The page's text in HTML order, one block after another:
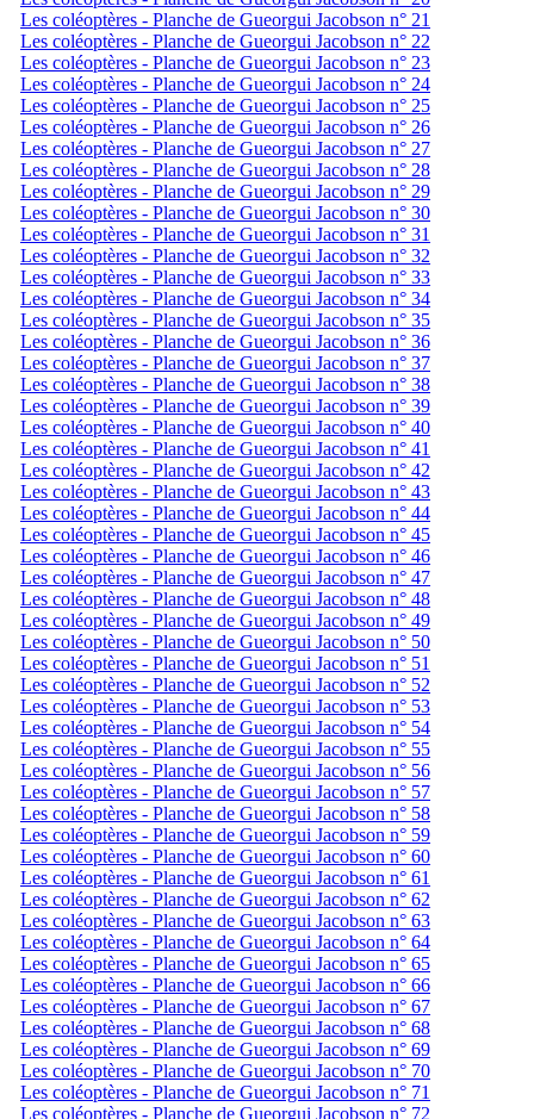
Les coléoptères - Planche de Gueorgui Jacobson n° 21
Les coléoptères - Planche de Gueorgui Jacobson n° 22
Les coléoptères - Planche de Gueorgui Jacobson n° 23
Les coléoptères - Planche de Gueorgui Jacobson n° 24
Les coléoptères - Planche de Gueorgui Jacobson n° 25
Les coléoptères - Planche de Gueorgui Jacobson n° 26
Les coléoptères - Planche de Gueorgui Jacobson n° 27
Les coléoptères - Planche de Gueorgui Jacobson n° 28
Les coléoptères - Planche de Gueorgui Jacobson n° 29
Les coléoptères - Planche de Gueorgui Jacobson n° 30
Les coléoptères - Planche de Gueorgui Jacobson n° 31
Les coléoptères - Planche de Gueorgui Jacobson n° 32
Les coléoptères - Planche de Gueorgui Jacobson n° 33
Les coléoptères - Planche de Gueorgui Jacobson n° 34
Les coléoptères - Planche de Gueorgui Jacobson n° 35
Les coléoptères - Planche de Gueorgui Jacobson n° 36
Les coléoptères - Planche de Gueorgui Jacobson n° 37
Les coléoptères - Planche de Gueorgui Jacobson n° 38
Les coléoptères - Planche de Gueorgui Jacobson n° 39
Les coléoptères - Planche de Gueorgui Jacobson n° 40
Les coléoptères - Planche de Gueorgui Jacobson n° 41
Les coléoptères - Planche de Gueorgui Jacobson n° 42
Les coléoptères - Planche de Gueorgui Jacobson n° 43
Les coléoptères - Planche de Gueorgui Jacobson n° 44
Les coléoptères - Planche de Gueorgui Jacobson n° 45
Les coléoptères - Planche de Gueorgui Jacobson n° 46
Les coléoptères - Planche de Gueorgui Jacobson n° 47
Les coléoptères - Planche de Gueorgui Jacobson n° 48
Les coléoptères - Planche de Gueorgui Jacobson n° 49
Les coléoptères - Planche de Gueorgui Jacobson n° 50
Les coléoptères - Planche de Gueorgui Jacobson n° 51
Les coléoptères - Planche de Gueorgui Jacobson n° 52
Les coléoptères - Planche de Gueorgui Jacobson n° 53
Les coléoptères - Planche de Gueorgui Jacobson n° 54
Les coléoptères - Planche de Gueorgui Jacobson n° 55
Les coléoptères - Planche de Gueorgui Jacobson n° 56
Les coléoptères - Planche de Gueorgui Jacobson n° 57
Les coléoptères - Planche de Gueorgui Jacobson n° 58
Les coléoptères - Planche de Gueorgui Jacobson n° 59
Les coléoptères - Planche de Gueorgui Jacobson n° 60
Les coléoptères - Planche de Gueorgui Jacobson n° 61
Les coléoptères - Planche de Gueorgui Jacobson n° 62
Les coléoptères - Planche de Gueorgui Jacobson n° 63
Les coléoptères - Planche de Gueorgui Jacobson n° 64
Les coléoptères - Planche de Gueorgui Jacobson n° 65
Les coléoptères - Planche de Gueorgui Jacobson n° 66
Les coléoptères - Planche de Gueorgui Jacobson n° 67
Les coléoptères - Planche de Gueorgui Jacobson n° 68
Les coléoptères - Planche de Gueorgui Jacobson n° 69
Les coléoptères - Planche de Gueorgui Jacobson n° 70
Les coléoptères - Planche de Gueorgui Jacobson n° 71
Les coléoptères - Planche de Gueorgui Jacobson n° 72